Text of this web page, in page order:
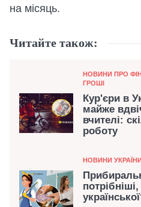
на місяць.
Читайте також:
Категорія
НОВИНИ ПРО
ГРОШІ
Кур'єри в
майже
вчителі:
роботу
Категорія
НОВИНИ